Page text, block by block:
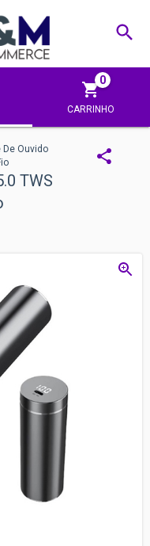
CARRINHO
0
De Ouvido
TWS